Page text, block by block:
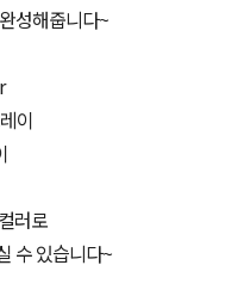
성해줍니다~
이
러로
수 있습니다~